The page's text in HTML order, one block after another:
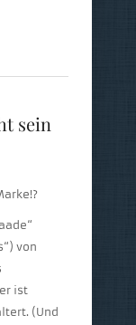
sein
von
ist
(Und